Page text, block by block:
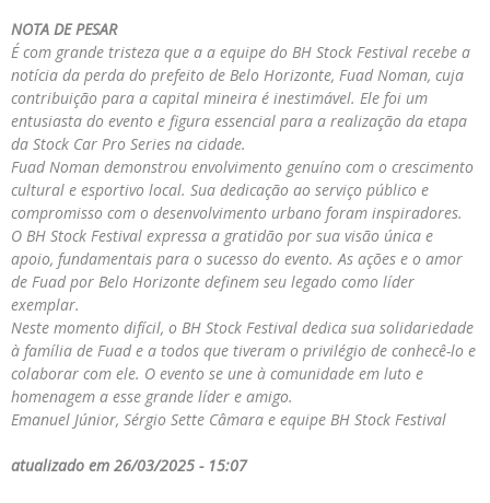
NOTA DE PESAR
É com grande tristeza que a a equipe do BH Stock Festival recebe a
notícia da perda do prefeito de Belo Horizonte, Fuad Noman, cuja
contribuição para a capital mineira é inestimável. Ele foi um
entusiasta do evento e figura essencial para a realização da etapa
da Stock Car Pro Series na cidade.
Fuad Noman demonstrou envolvimento genuíno com o crescimento
cultural e esportivo local. Sua dedicação ao serviço público e
compromisso com o desenvolvimento urbano foram inspiradores.
O BH Stock Festival expressa a gratidão por sua visão única e
apoio, fundamentais para o sucesso do evento. As ações e o amor
de Fuad por Belo Horizonte definem seu legado como líder
exemplar.
Neste momento difícil, o BH Stock Festival dedica sua solidariedade
à família de Fuad e a todos que tiveram o privilégio de conhecê-lo e
colaborar com ele. O evento se une à comunidade em luto e
homenagem a esse grande líder e amigo.
Emanuel Júnior, Sérgio Sette Câmara e equipe BH Stock Festival
atualizado em 26/03/2025 - 15:07